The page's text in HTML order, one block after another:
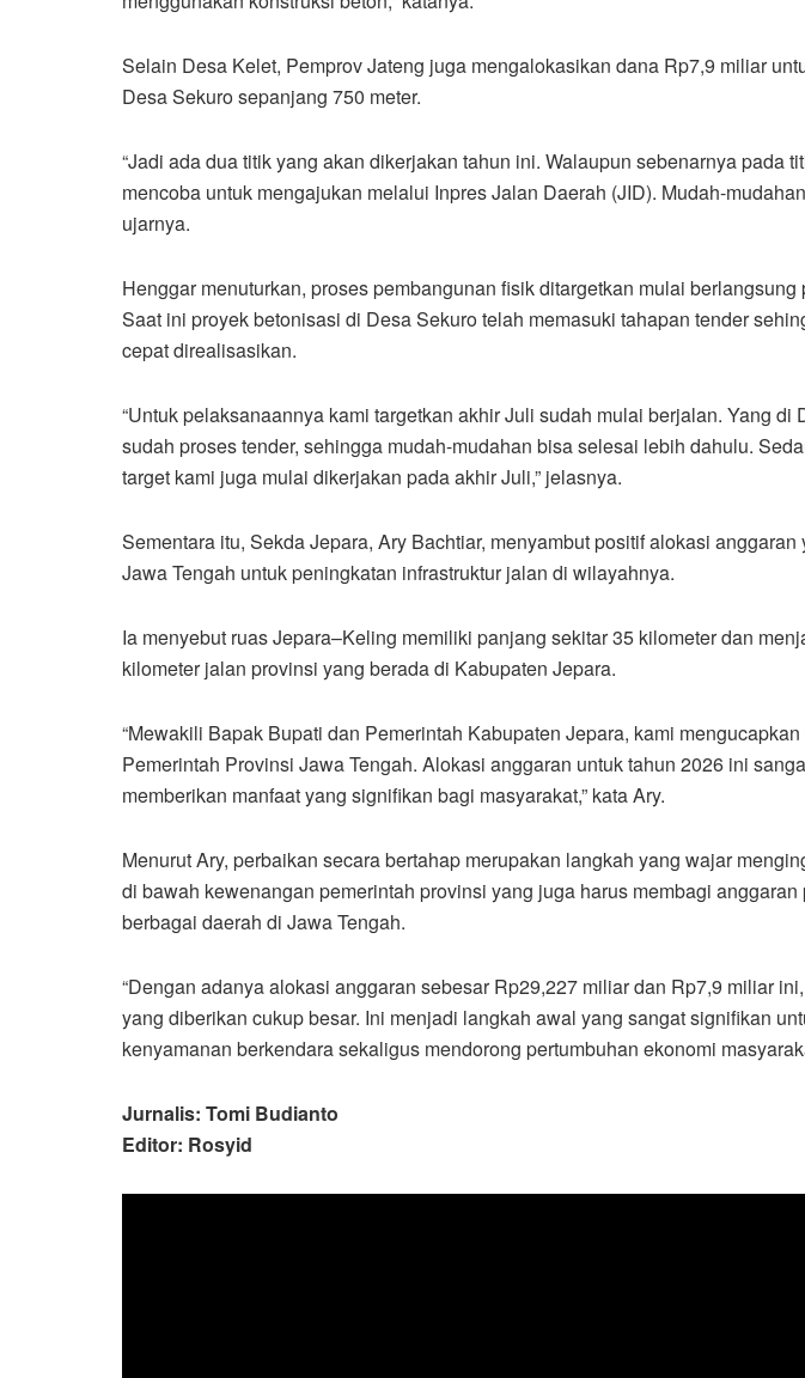
Selain Desa Kelet, Pemprov Jateng juga mengalokasikan dana Rp7,9 miliar
Desa Sekuro sepanjang 750 meter.
“Jadi ada dua titik yang akan dikerjakan tahun ini. Walaupun sebenarnya pada
mencoba untuk mengajukan melalui Inpres Jalan Daerah (JID). Mudah-
ujarnya.
Henggar menuturkan, proses pembangunan fisik ditargetkan mulai berlangsung
Saat ini proyek betonisasi di Desa Sekuro telah memasuki tahapan tender
cepat direalisasikan.
“Untuk pelaksanaannya kami targetkan akhir Juli sudah mulai berjalan. Yang di
sudah proses tender, sehingga mudah-mudahan bisa selesai lebih dahulu.
target kami juga mulai dikerjakan pada akhir Juli,” jelasnya.
Sementara itu, Sekda Jepara, Ary Bachtiar, menyambut positif alokasi
Jawa Tengah untuk peningkatan infrastruktur jalan di wilayahnya.
Ia menyebut ruas Jepara–Keling memiliki panjang sekitar 35 kilometer dan
kilometer jalan provinsi yang berada di Kabupaten Jepara.
“Mewakili Bapak Bupati dan Pemerintah Kabupaten Jepara, kami
Pemerintah Provinsi Jawa Tengah. Alokasi anggaran untuk tahun 2026 ini
memberikan manfaat yang signifikan bagi masyarakat,” kata Ary.
Menurut Ary, perbaikan secara bertahap merupakan langkah yang wajar
di bawah kewenangan pemerintah provinsi yang juga harus membagi
berbagai daerah di Jawa Tengah.
“Dengan adanya alokasi anggaran sebesar Rp29,227 miliar dan Rp7,9 miliar
yang diberikan cukup besar. Ini menjadi langkah awal yang sangat signifikan
kenyamanan berkendara sekaligus mendorong pertumbuhan ekonomi
Jurnalis: Tomi Budianto
Editor: Rosyid